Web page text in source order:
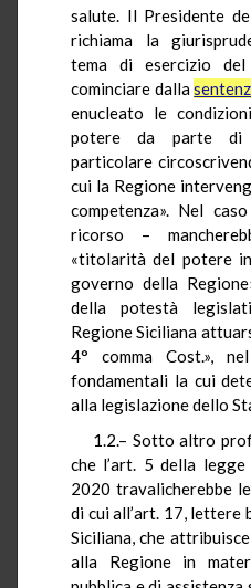
salute. Il Presidente
richiama la
tema di esercizio
cominciare dalla
enucleato le
potere da parte di
particolare
cui la Regione
competenza». Nel
ricorso –
«titolarità del potere
governo della
della potestà
Regione Siciliana
4° comma Cost.»,
fondamentali la cui
alla legislazione dello
1.2.– Sotto altro
che l’art. 5 della
2020 travalicherebbe
di cui all’art. 17, lettere
Siciliana, che
alla Regione in